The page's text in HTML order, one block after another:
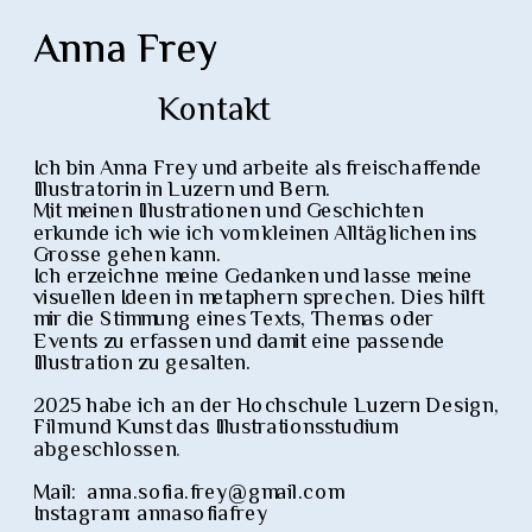
Anna Frey
Anna Frey
Kontakt
Ich bin Anna Frey und arbeite als freischaffende
Illustratorin in Luzern und Bern.
Mit meinen Illustrationen und Geschichten
erkunde ich wie ich vom kleinen Alltäglichen ins
Grosse gehen kann.
Ich erzeichne meine Gedanken und lasse meine
visuellen Ideen in metaphern sprechen. Dies hilft
mir die Stimmung eines Texts, Themas oder
Events zu erfassen und damit eine passende
Illustration zu gesalten.
2025 habe ich an der Hochschule Luzern Design,
Film und Kunst das Illustrationsstudium
abgeschlossen.
Mail:  anna.sofia.frey@gmail.com
Instagram: annasofiafrey